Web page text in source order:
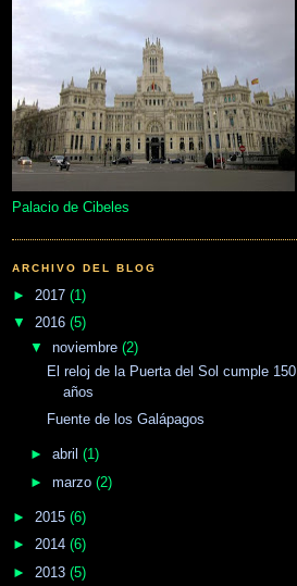
Palacio de Cibeles
ARCHIVO DEL BLOG
► 2017 (1)
▼ 2016 (5)
▼ noviembre (2)
El reloj de la Puerta del Sol cumple 150
años
Fuente de los Galápagos
► abril (1)
► marzo (2)
► 2015 (6)
► 2014 (6)
► 2013 (5)